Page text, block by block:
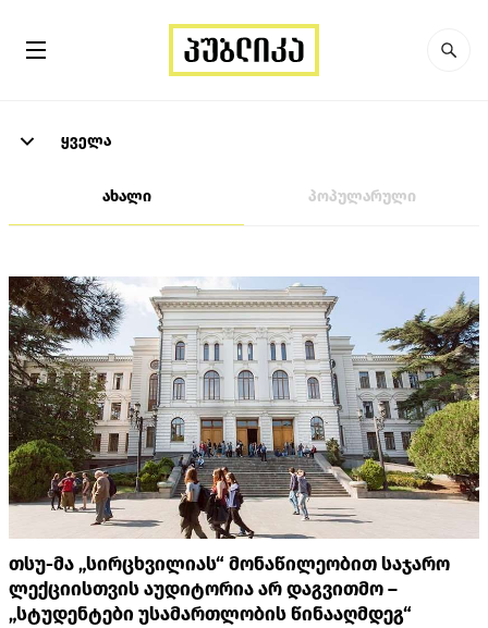
ყველა
ახალი პოპულარული
თსუ-მა „სირცხვილიას“ მონაწილეობით საჯარო
ლექციისთვის აუდიტორია არ დაგვითმო –
„სტუდენტები უსამართლობის წინააღმდეგ“